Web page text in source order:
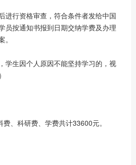
行资格审查，符合条件者发给中国
员按通知书报到日期交纳学费及办理
生因个人原因不能坚持学习的，视
、科研费、学费共计33600元。